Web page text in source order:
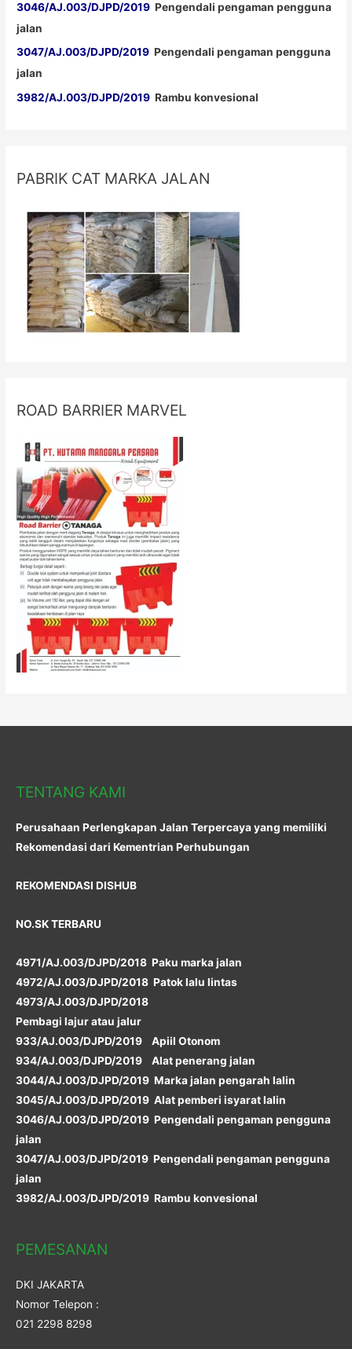
3046/AJ.003/DJPD/2019 Pengendali pengaman pengguna
jalan
3047/AJ.003/DJPD/2019 Pengendali pengaman pengguna
jalan
3982/AJ.003/DJPD/2019 Rambu konvesional
PABRIK CAT MARKA JALAN
ROAD BARRIER MARVEL
TENTANG KAMI
Perusahaan Perlengkapan Jalan Terpercaya yang memiliki
Rekomendasi dari Kementrian Perhubungan
REKOMENDASI DISHUB
NO.SK TERBARU
4971/AJ.003/DJPD/2018 Paku marka jalan
4972/AJ.003/DJPD/2018 Patok lalu lintas
4973/AJ.003/DJPD/2018
Pembagi lajur atau jalur
933/AJ.003/DJPD/2019 Apiil Otonom
934/AJ.003/DJPD/2019 Alat penerang jalan
3044/AJ.003/DJPD/2019 Marka jalan pengarah lalin
3045/AJ.003/DJPD/2019 Alat pemberi isyarat lalin
3046/AJ.003/DJPD/2019 Pengendali pengaman pengguna
jalan
3047/AJ.003/DJPD/2019 Pengendali pengaman pengguna
jalan
3982/AJ.003/DJPD/2019 Rambu konvesional
PEMESANAN
DKI JAKARTA
Nomor Telepon :
021 2298 8298